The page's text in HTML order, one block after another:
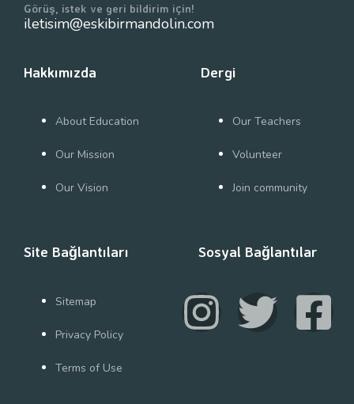
Görüş, istek ve geri bildirim için!
iletisim@eskibirmandolin.com
Hakkımızda
About Education
Our Mission
Our Vision
Dergi
Our Teachers
Volunteer
Join community
Site Bağlantıları
Sitemap
Privacy Policy
Terms of Use
Sosyal Bağlantılar